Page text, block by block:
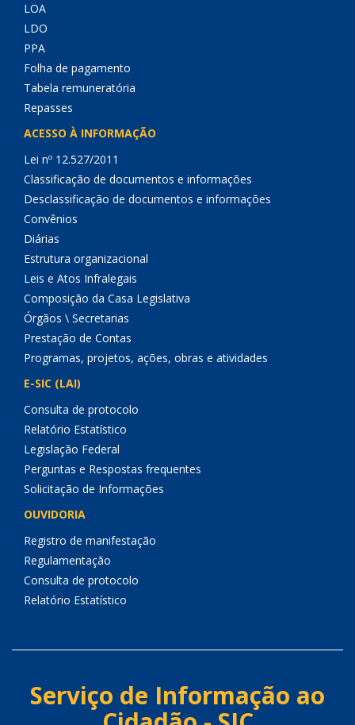
LOA
LDO
PPA
Folha de pagamento
Tabela remuneratória
Repasses
ACESSO À INFORMAÇÃO
Lei nº 12.527/2011
Classificação de documentos e informações
Desclassificação de documentos e informações
Convênios
Diárias
Estrutura organizacional
Leis e Atos Infralegais
Composição da Casa Legislativa
Órgãos \ Secretarias
Prestação de Contas
Programas, projetos, ações, obras e atividades
E-SIC (LAI)
Consulta de protocolo
Relatório Estatístico
Legislação Federal
Perguntas e Respostas frequentes
Solicitação de Informações
OUVIDORIA
Registro de manifestação
Regulamentação
Consulta de protocolo
Relatório Estatístico
Serviço de Informação ao